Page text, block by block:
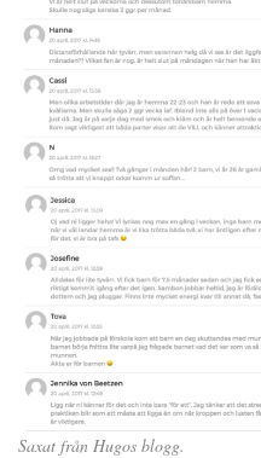
Saxat från Hugos blogg.